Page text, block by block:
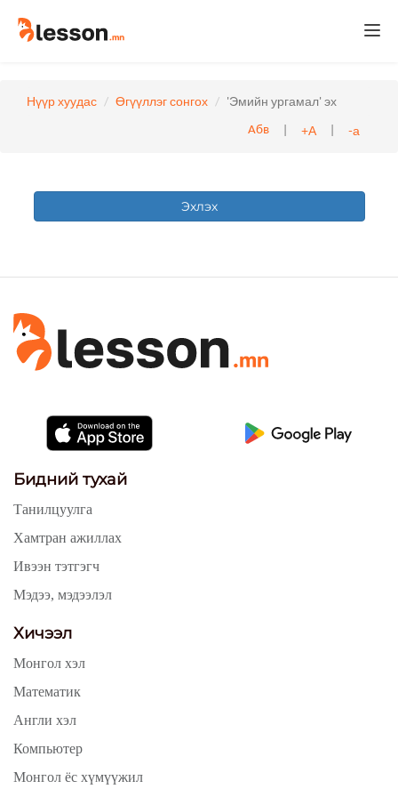
Нүүр хуудас Өгүүллэг сонгох 'Эмийн ургамал' эх
Абв | +А | -а
Эхлэх
Бидний тухай
Танилцуулга
Хамтран ажиллах
Ивээн тэтгэгч
Мэдээ, мэдээлэл
Хичээл
Монгол хэл
Математик
Англи хэл
Компьютер
Монгол ёс хүмүүжил